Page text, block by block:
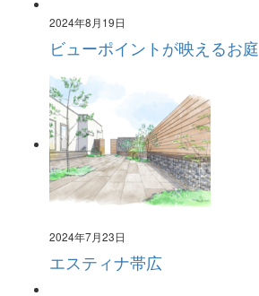
2024年8月19日
ビューポイントが映えるお庭
2024年7月23日
エスティナ帯広